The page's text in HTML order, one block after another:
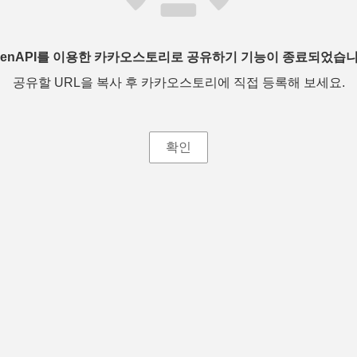
를 이용한 카카오스토리로 공유하기 기능이 종료되었습
공유할 URL을 복사 후 카카오스토리에 직접 등록해 보세요.
확인